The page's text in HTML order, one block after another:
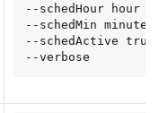
--schedHour hour
--schedMin minute
--schedActive true
--verbose